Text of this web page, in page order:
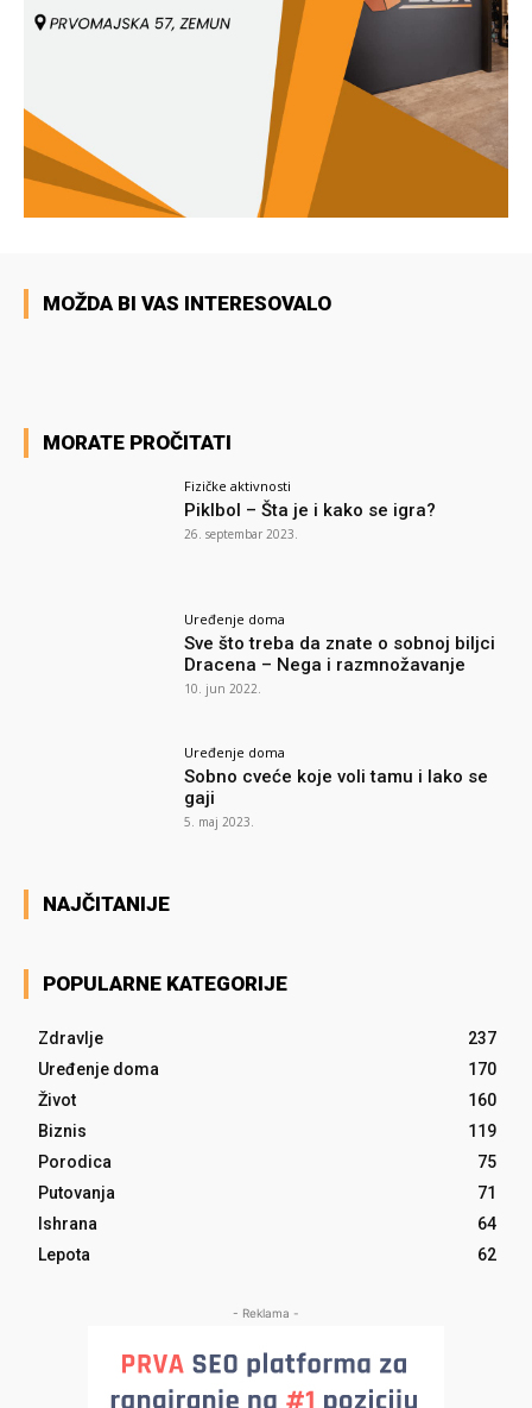
MOŽDA BI VAS INTERESOVALO
MORATE PROČITATI
Fizičke aktivnosti
Piklbol – Šta je i kako se igra?
26. septembar 2023.
Uređenje doma
Sve što treba da znate o sobnoj biljci
Dracena – Nega i razmnožavanje
10. jun 2022.
Uređenje doma
Sobno cveće koje voli tamu i lako se
gaji
5. maj 2023.
NAJČITANIJE
POPULARNE KATEGORIJE
Zdravlje
237
Uređenje doma
170
Život
160
Biznis
119
Porodica
75
Putovanja
71
Ishrana
64
Lepota
62
- Reklama -